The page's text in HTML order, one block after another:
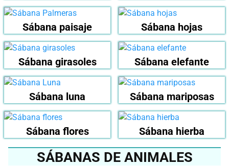
Sábana paisaje Sábana hojas
Sábana girasoles Sábana elefante
Sábana luna Sábana mariposas
Sábana flores Sábana hierba
SÁBANAS DE ANIMALES